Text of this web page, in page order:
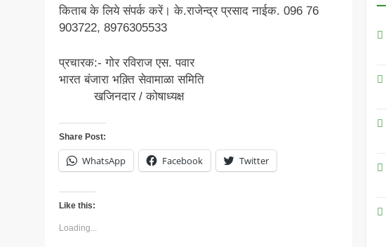
किताब के लिये संपर्क करें। के.राजेन्द्र प्रसाद नाईक. 096 76
903722, 8976305533
प्रचारक:- गोर रविराज एस. पवार
भारत बंजारा भक़्ति सेवामाळा समिति
खजिनदार / कोषाध्यक्ष
Share Post:
WhatsApp Facebook Twitter
Like this:
Loading...